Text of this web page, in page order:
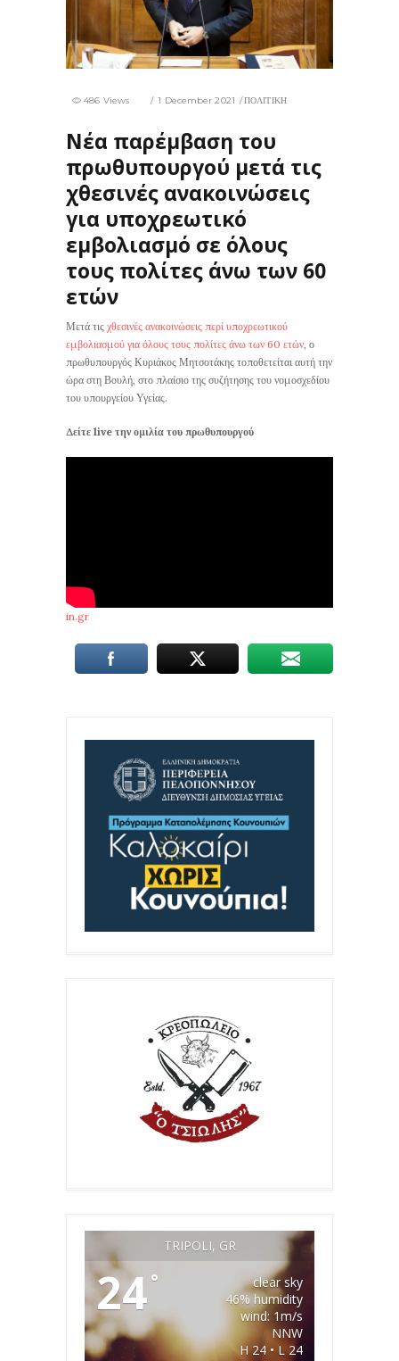
1 December 2021 ΠΟΛΙΤΙΚΗ
486 Views
Νέα παρέμβαση του
πρωθυπουργού μετά τις
χθεσινές ανακοινώσεις
για υποχρεωτικό
εμβολιασμό σε όλους
τους πολίτες άνω των 60
ετών
Μετά τις χθεσινές ανακοινώσεις περί υποχρεωτικού
εμβολιασμού για όλους τους πολίτες άνω των 60 ετών, ο
πρωθυπουργός Κυριάκος Μητσοτάκης τοποθετείται αυτή την
ώρα στη Βουλή, στο πλαίσιο της συζήτησης του νομοσχεδίου
του υπουργείου Υγείας.
Δείτε live την ομιλία του πρωθυπουργού
in.gr
TRIPOLI, GR
24°
clear sky
46% humidity
wind: 1m/s
NNW
H 24 • L 24